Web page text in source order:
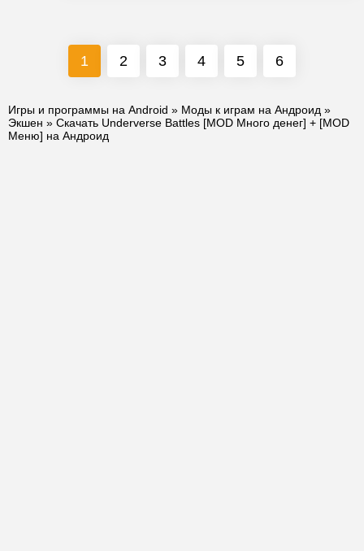
1 2 3 4 5 6
Игры и программы на Android » Моды к играм на Андроид »
Экшен » Скачать Underverse Battles [MOD Много денег] + [MOD
Меню] на Андроид